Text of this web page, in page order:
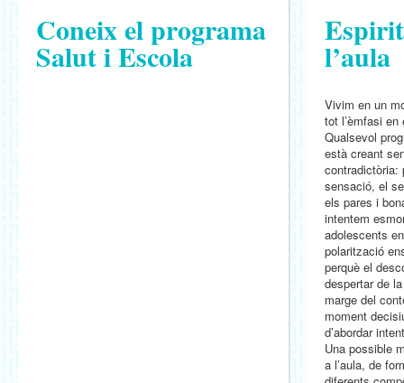
Coneix el programa
Salut i Escola l’aula
Vivim en un
tot l’èmfasi en
Qualsevol
està creant
contradictòria:
sensació, el
els pares i
intentem
adolescents
polarització
perquè el
despertar de
marge del
moment
d’abordar
Una possible
a l’aula, de